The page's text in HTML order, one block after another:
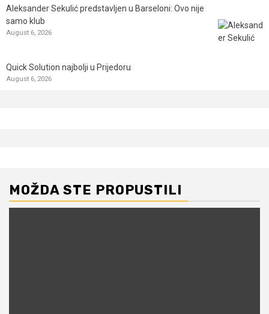
Aleksander Sekulić predstavljen u Barseloni: Ovo nije
samo klub
August 6, 2026
Quick Solution najbolji u Prijedoru
August 6, 2026
MOŽDA STE PROPUSTILI